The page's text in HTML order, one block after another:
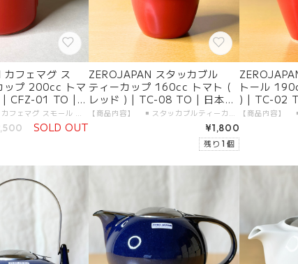
カフェマグ ス
ップ 200cc トマ
| CFZ-01 TO |
濃焼
【商品内容】 ◾️ カフェマグ スモール マグカップ 200cc 本体 1つ 【製品仕様】 ◾️ サイズ：200cc ◾️ カラー：トマト ( レッド ) ◾️ 素材 ・本体：陶器（美濃焼） ◾️ 食洗機：使用可 【生産地】 ◾️ ZEROJAPAN カフェマグ スモール マグカップ 200cc 本体：日本製・岐阜県土岐市 【加工者】 有限会社 ZERO JAPAN 【販売者】 有限会社ガーラジャパン 【お届けについて】 「宅配便（送料無料）」にて、大切にお届けします。 日付指定が可能です。
SOLD OUT
ZEROJAPAN スタッカブル
ティーカップ 160cc トマト (
レッド ) | TC-08 TO | 日本製
陶器 美濃焼
【商品内容】 ◾️ スタッカブルティーカップ 160cc 本体 1つ 【製品仕様】 ◾️ サイズ：160cc ◾️ カラー：トマト ( レッド ) ◾️ 素材 ・本体：陶器（美濃焼） ◾️ 食洗機：使用可 【生産地】 ◾️ ZEROJAPAN スタッカブルティーカップ 160cc 本体：日本製・岐阜県土岐市 【加工者】 有限会社 ZERO JAPAN 【販売者】 有限会社ガーラジャパン 【お届けについて】 「宅配便（送料無料）」にて、大切にお届けします。 日付指定が可能です。
¥1,800
残り 1 個
トール
) | TC-02
濃焼